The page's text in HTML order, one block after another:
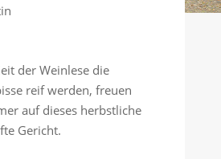
der Weinlese die
reif werden, freuen
auf dieses herbstliche
Gericht.